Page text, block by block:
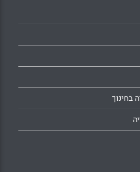
Email
X
בחינוך